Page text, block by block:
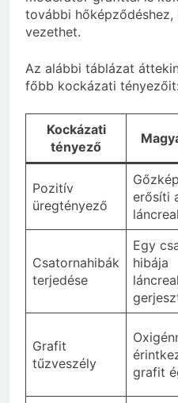
további hőképződéshez,
vezethet.
Az alábbi táblázat
főbb kockázati tényezőit:
Kockázati
tényező
Pozitív
üregtényező
erősíti
Csatornahibák
terjedése
Egy
hibája
Grafit
tűzveszély
grafit